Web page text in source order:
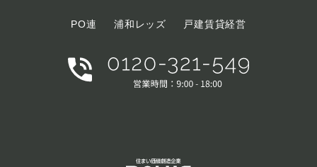
PO連 浦和レッズ 戸建賃貸経営